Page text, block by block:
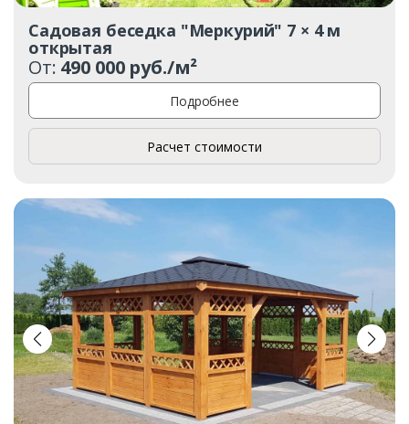
Заказать
Ваше имя*
Ваш телефон*
Садовая беседка "Меркурий" 7 × 4 м
открытая
От: 490 000 руб./м²
Подробнее
Расчет стоимости